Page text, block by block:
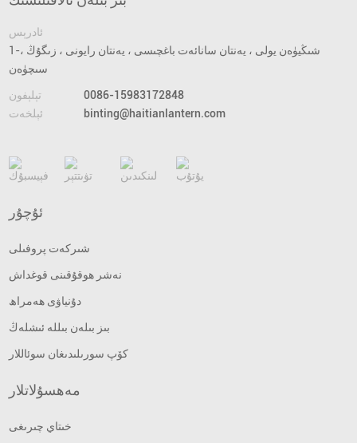
ئادرېس
1-شىڭيۈەن يولى ، يەنتان سانائەت باغچىسى ، يەنتان رايونى ، زىگۇڭ ،
سىچۈەن
تېلېفون
0086-15983172848
ئېلخەت
binting@haitianlantern.com
ئۇچۇر
شىركەت پروفىلى
نەشر ھوقۇقىنى قوغداش
دۇنياۋى ھەمراھ
بىز بىلەن بىللە ئىشلەڭ
كۆپ سورىلىدىغان سوئاللار
مەھسۇلاتلار
خىتاي چىرىغى